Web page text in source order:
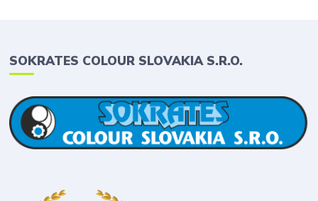
SOKRATES COLOUR SLOVAKIA S.R.O.